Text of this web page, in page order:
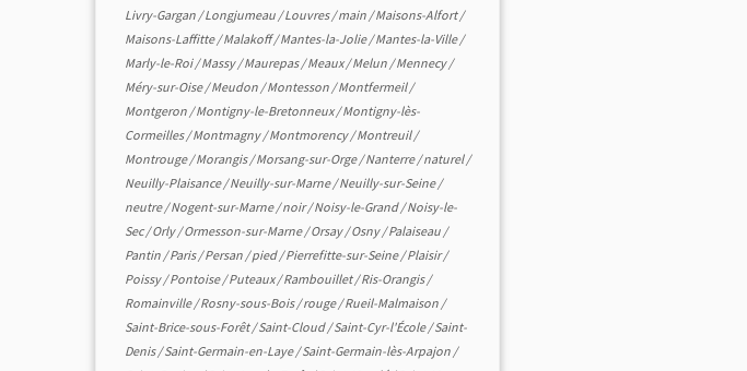
Livry-Gargan /Longjumeau /Louvres/main /Maisons-Alfort/
Maisons-Laffitte/Malakoff/Mantes-la-Jolie/Mantes-la-Ville/
Marly-le-Roi/Massy/Maurepas/Meaux/Melun /Mennecy/
Méry-sur-Oise/Meudon /Montesson /Montfermeil/
Montgeron /Montigny-le-Bretonneux/Montigny-lès-
Cormeilles/Montmagny/Montmorency/Montreuil/
Montrouge/Morangis/Morsang-sur-Orge/Nanterre/naturel/
Neuilly-Plaisance/Neuilly-sur-Marne/Neuilly-sur-Seine/
neutre/Nogent-sur-Marne/noir/Noisy-le-Grand/Noisy-le-
Sec/Orly/Ormesson-sur-Marne/Orsay/Osny/Palaiseau /
Pantin /Paris/Persan /pied/Pierrefitte-sur-Seine/Plaisir/
Poissy/Pontoise/Puteaux/Rambouillet/Ris-Orangis/
Romainville/Rosny-sous-Bois/rouge/Rueil-Malmaison /
Saint-Brice-sous-Forêt/Saint-Cloud/Saint-Cyr-l'École/Saint-
Denis/Saint-Germain-en-Laye/Saint-Germain-lès-Arpajon /